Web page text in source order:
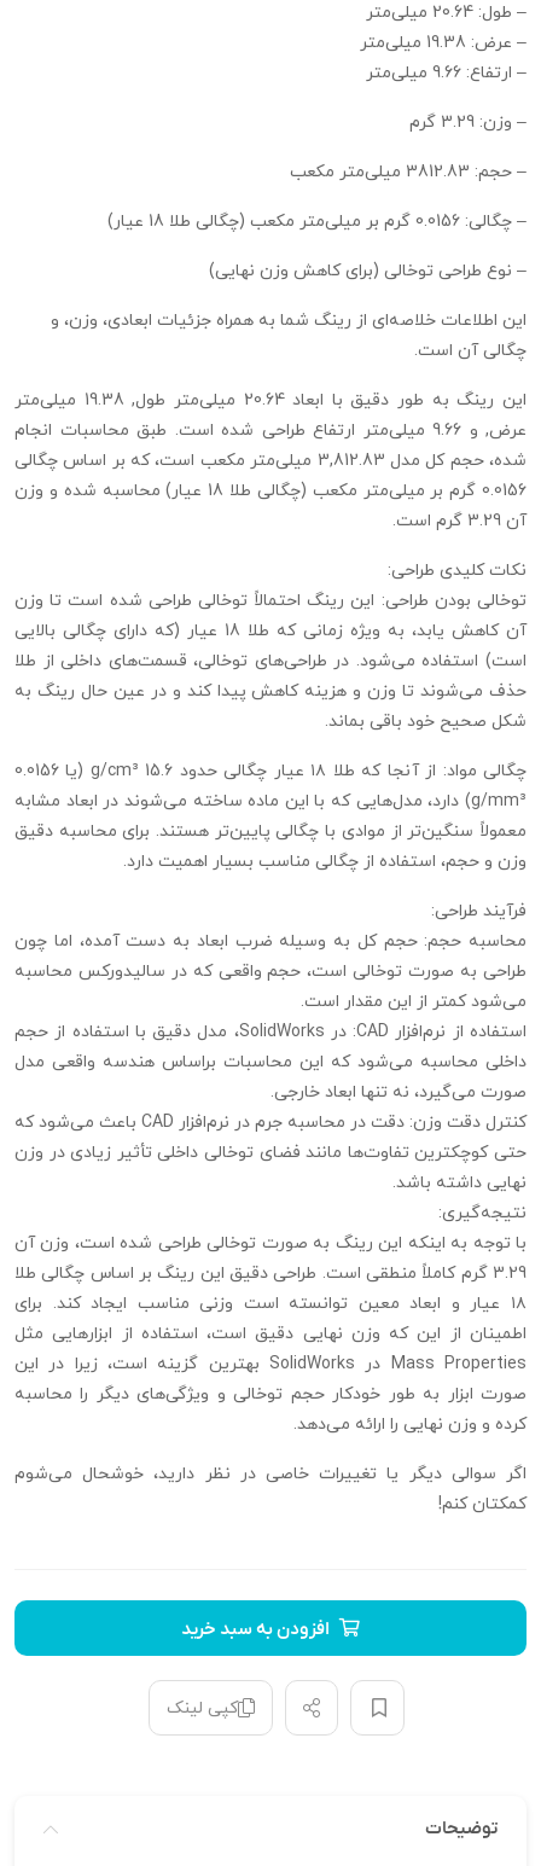
– طول: 20.64 میلی‌متر
– عرض: 19.38 میلی‌متر
– ارتفاع: 9.66 میلی‌متر
– وزن: 3.29 گرم
– حجم: 3812.83 میلی‌متر مکعب
– چگالی: 0.0156 گرم بر میلی‌متر مکعب (چگالی طلا 18 عیار)
– نوع طراحی توخالی (برای کاهش وزن نهایی)
این اطلاعات خلاصه‌ای از رینگ شما به همراه جزئیات ابعادی، وزن، و
چگالی آن است.
این رینگ به طور دقیق با ابعاد 20.64 میلی‌متر طول, 19.38 میلی‌متر
عرض, و 9.66 میلی‌متر ارتفاع طراحی شده است. طبق محاسبات انجام
شده، حجم کل مدل 3,812.83 میلی‌متر مکعب است، که بر اساس چگالی
0.0156 گرم بر میلی‌متر مکعب (چگالی طلا 18 عیار) محاسبه شده و وزن
آن 3.29 گرم است.
نکات کلیدی طراحی:
توخالی بودن طراحی: این رینگ احتمالاً توخالی طراحی شده است تا وزن
آن کاهش یابد، به ویژه زمانی که طلا 18 عیار (که دارای چگالی بالایی
است) استفاده می‌شود. در طراحی‌های توخالی، قسمت‌های داخلی از طلا
حذف می‌شوند تا وزن و هزینه کاهش پیدا کند و در عین حال رینگ به
شکل صحیح خود باقی بماند.
چگالی مواد: از آنجا که طلا ۱۸ عیار چگالی حدود 15.6 g/cm³ (یا 0.0156
g/mm³) دارد، مدل‌هایی که با این ماده ساخته می‌شوند در ابعاد مشابه
معمولاً سنگین‌تر از موادی با چگالی پایین‌تر هستند. برای محاسبه دقیق
وزن و حجم، استفاده از چگالی مناسب بسیار اهمیت دارد.
فرآیند طراحی:
محاسبه حجم: حجم کل به وسیله ضرب ابعاد به دست آمده، اما چون
طراحی به صورت توخالی است، حجم واقعی که در سالیدورکس محاسبه
می‌شود کمتر از این مقدار است.
استفاده از نرم‌افزار CAD: در SolidWorks، مدل دقیق با استفاده از حجم
داخلی محاسبه می‌شود که این محاسبات براساس هندسه واقعی مدل
صورت می‌گیرد، نه تنها ابعاد خارجی.
کنترل دقت وزن: دقت در محاسبه جرم در نرم‌افزار CAD باعث می‌شود که
حتی کوچکترین تفاوت‌ها مانند فضای توخالی داخلی تأثیر زیادی در وزن
نهایی داشته باشد.
نتیجه‌گیری:
با توجه به اینکه این رینگ به صورت توخالی طراحی شده است، وزن آن
3.29 گرم کاملاً منطقی است. طراحی دقیق این رینگ بر اساس چگالی طلا
۱۸ عیار و ابعاد معین توانسته است وزنی مناسب ایجاد کند. برای
اطمینان از این که وزن نهایی دقیق است، استفاده از ابزارهایی مثل
Mass Properties در SolidWorks بهترین گزینه است، زیرا در این
صورت ابزار به طور خودکار حجم توخالی و ویژگی‌های دیگر را محاسبه
کرده و وزن نهایی را ارائه می‌دهد.
اگر سوالی دیگر یا تغییرات خاصی در نظر دارید، خوشحال می‌شوم
کمکتان کنم!
افزودن به سبد خرید
کپی لینک
توضیحات